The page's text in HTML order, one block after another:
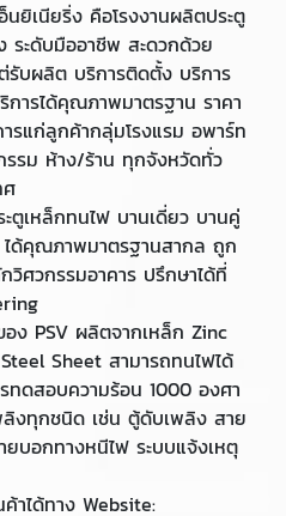
นยิเนียริ่ง คือโรงงานผลิตประตู
ระดับมืออาชีพ สะดวกด้วย
รับผลิต บริการติดตั้ง บริการ
การได้คุณภาพมาตรฐาน ราคา
รแก่ลูกค้ากลุ่มโรงแรม อพาร์ท
รรม ห้าง/ร้าน ทุกจังหวัดทั่ว
ศ
ตูเหล็กทนไฟ บานเดี่ยว บานคู่
ด้คุณภาพมาตรฐานสากล ถูก
ศวกรรมอาคาร ปรึกษาได้ที่
ง PSV ผลิตจากเหล็ก Zinc
Sheet สามารถทนไฟได้
ทดสอบความร้อน 1000 องศา
งทุกชนิด เช่น ตู้ดับเพลิง สาย
บอกทางหนีไฟ ระบบแจ้งเหตุ
าได้ทาง Website: